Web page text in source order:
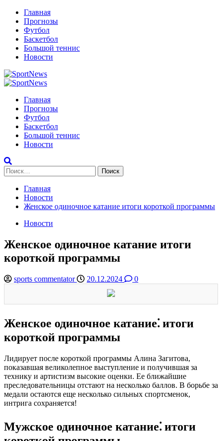
Перейти
содержимому
Главная
Прогнозы
Футбол
Баскетбол
Большой теннис
Новости
Primary
Главная
Прогнозы
Футбол
Баскетбол
Большой теннис
Новости
Найти:
Главная
Новости
Женское одиночное катание итоги короткой программы
Новости
Женское одиночное катание итоги
короткой программы
sports commentator 20.12.2024 0
Женское одиночное катание⁚ итоги
короткой программы
Лидирует после короткой программы Алина Загитова,
показавшая великолепное выступление и получившая за
технику и артистизм высокие оценки. Ее ближайшие
преследовательницы отстают на несколько баллов. В борьбе за
медали остаются еще несколько сильных спортсменок,
интрига сохраняется!
Мужское одиночное катание⁚ итоги